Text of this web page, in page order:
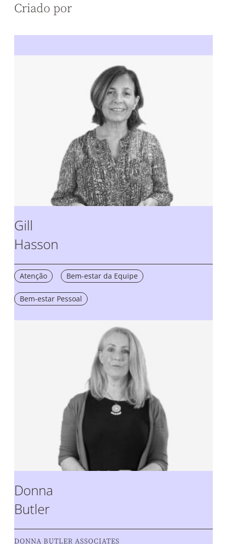
Criado por
Gill
Hasson
Atenção Bem-estar da Equipe
Bem-estar Pessoal
Donna
Butler
DONNA BUTLER ASSOCIATES